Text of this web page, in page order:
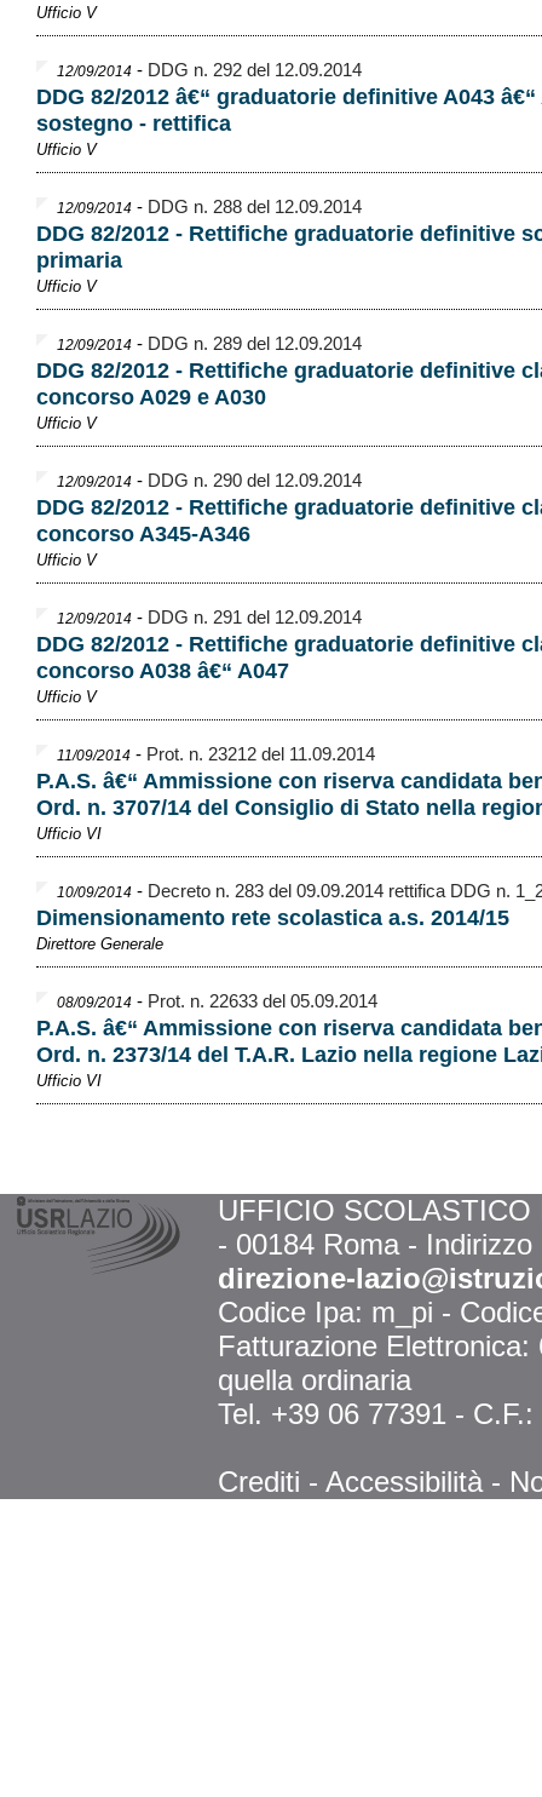
Ufficio V
12/09/2014 - DDG n. 292 del 12.09.2014
DDG 82/2012 â€“ graduatorie definitive A043 â€“
sostegno - rettifica
Ufficio V
12/09/2014 - DDG n. 288 del 12.09.2014
DDG 82/2012 - Rettifiche graduatorie definitive
primaria
Ufficio V
12/09/2014 - DDG n. 289 del 12.09.2014
DDG 82/2012 - Rettifiche graduatorie definitive
concorso A029 e A030
Ufficio V
12/09/2014 - DDG n. 290 del 12.09.2014
DDG 82/2012 - Rettifiche graduatorie definitive
concorso A345-A346
Ufficio V
12/09/2014 - DDG n. 291 del 12.09.2014
DDG 82/2012 - Rettifiche graduatorie definitive
concorso A038 â€“ A047
Ufficio V
11/09/2014 - Prot. n. 23212 del 11.09.2014
P.A.S. â€“ Ammissione con riserva candidata
Ord. n. 3707/14 del Consiglio di Stato nella
Ufficio VI
10/09/2014 - Decreto n. 283 del 09.09.2014 rettifica DDG n.
Dimensionamento rete scolastica a.s. 2014/15
Direttore Generale
08/09/2014 - Prot. n. 22633 del 05.09.2014
P.A.S. â€“ Ammissione con riserva candidata
Ord. n. 2373/14 del T.A.R. Lazio nella regione
Ufficio VI
UFFICIO
- 00184 Roma -
direzione-
Codice Ipa: m_pi -
Fatturazione
quella ordinaria
Tel. +39 06 77391 -
Crediti - Accessibilità -